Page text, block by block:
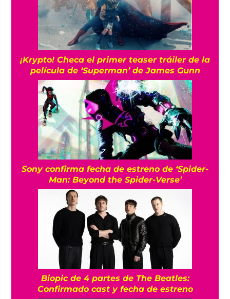
¡Krypto! Checa el primer teaser tráiler de la
película de ‘Superman’ de James Gunn
Sony confirma fecha de estreno de ‘Spider-
Man: Beyond the Spider-Verse’
Biopic de 4 partes de The Beatles:
Confirmado cast y fecha de estreno